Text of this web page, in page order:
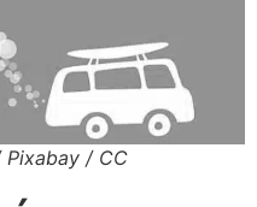
Pixabay / CC